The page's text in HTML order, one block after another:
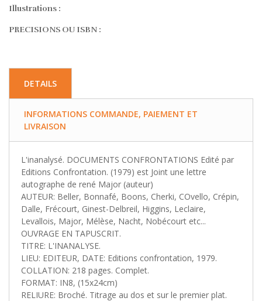
Illustrations :
PRECISIONS OU ISBN :
DETAILS
INFORMATIONS COMMANDE, PAIEMENT ET
LIVRAISON
L'inanalysé. DOCUMENTS CONFRONTATIONS Edité par
Editions Confrontation. (1979) est Joint une lettre
autographe de rené Major (auteur)
AUTEUR: Beller, Bonnafé, Boons, Cherki, COvello, Crépin,
Dalle, Frécourt, Ginest-Delbreil, Higgins, Leclaire,
Levallois, Major, Mélèse, Nacht, Nobécourt etc...
OUVRAGE EN TAPUSCRIT.
TITRE: L'INANALYSE.
LIEU: EDITEUR, DATE: Editions confrontation, 1979.
COLLATION: 218 pages. Complet.
FORMAT: IN8, (15x24cm)
RELIURE: Broché. Titrage au dos et sur le premier plat.